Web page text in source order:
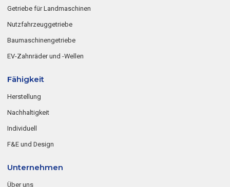
Getriebe für Landmaschinen
Nutzfahrzeuggetriebe
Baumaschinengetriebe
EV-Zahnräder und -Wellen
Fähigkeit
Herstellung
Nachhaltigkeit
Individuell
F&E und Design
Unternehmen
Über uns